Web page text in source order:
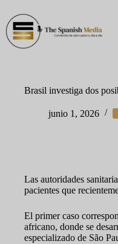
contenido
Brasil investiga dos
junio 1, 2026
Las autoridades
pacientes que
El primer caso
africano, donde se
especializado de São